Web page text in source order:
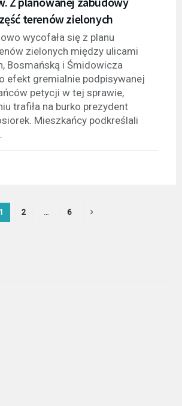
terenów zielonych
wycofała się z planu
zielonych między ulicami
Bosmańską i Śmidowicza
efekt gremialnie podpisywanej
petycji w tej sprawie,
trafiła na burko prezydent
Mieszkańcy podkreślali
1 2 6